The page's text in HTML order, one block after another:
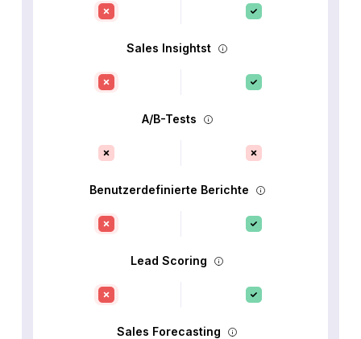
Sales Insightst
A/B-Tests
Benutzerdefinierte Berichte
Lead Scoring
Sales Forecasting